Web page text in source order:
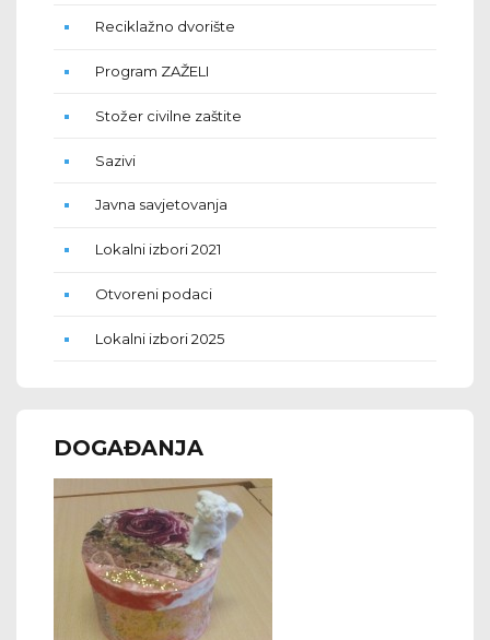
Reciklažno dvorište
Program ZAŽELI
Stožer civilne zaštite
Sazivi
Javna savjetovanja
Lokalni izbori 2021
Otvoreni podaci
Lokalni izbori 2025
DOGAĐANJA